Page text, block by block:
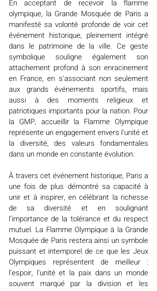
En acceptant de recevoir la flamme
olympique, la Grande Mosquée de Paris a
manifesté sa volonté profonde de voir cet
événement historique, pleinement intégré
dans le patrimoine de la ville. Ce geste
symbolique souligne également son
attachement profond à son enracinement
en France, en s'associant non seulement
aux grands événements sportifs, mais
aussi à des moments religieux et
patriotiques importants pour la nation. Pour
la GMP, accueillir la Flamme Olympique
représente un engagement envers l'unité et
la diversité, des valeurs fondamentales
dans un monde en constante évolution.
À travers cet événement historique, Paris a
une fois de plus démontré sa capacité à
unir et à inspirer, en célébrant la richesse
de sa diversité et en soulignant
l'importance de la tolérance et du respect
mutuel. La Flamme Olympique à la Grande
Mosquée de Paris restera ainsi un symbole
puissant et intemporel de ce que les Jeux
Olympiques représentent de meilleur :
l'espoir, l'unité et la paix dans un monde
souvent marqué par la division et les